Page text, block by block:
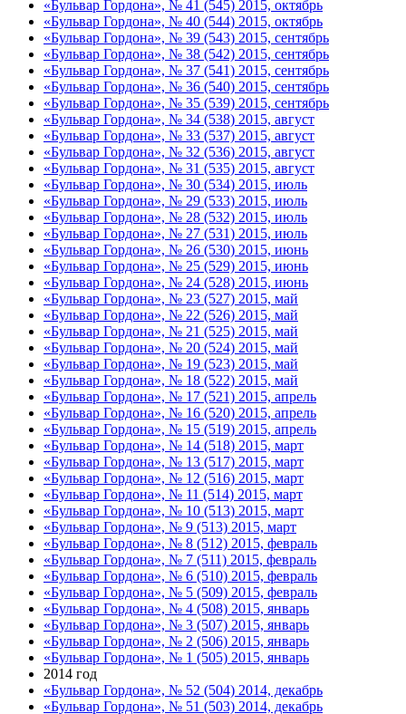
«Бульвар Гордона», № 41 (545) 2015, октябрь
«Бульвар Гордона», № 40 (544) 2015, октябрь
«Бульвар Гордона», № 39 (543) 2015, сентябрь
«Бульвар Гордона», № 38 (542) 2015, сентябрь
«Бульвар Гордона», № 37 (541) 2015, сентябрь
«Бульвар Гордона», № 36 (540) 2015, сентябрь
«Бульвар Гордона», № 35 (539) 2015, сентябрь
«Бульвар Гордона», № 34 (538) 2015, август
«Бульвар Гордона», № 33 (537) 2015, август
«Бульвар Гордона», № 32 (536) 2015, август
«Бульвар Гордона», № 31 (535) 2015, август
«Бульвар Гордона», № 30 (534) 2015, июль
«Бульвар Гордона», № 29 (533) 2015, июль
«Бульвар Гордона», № 28 (532) 2015, июль
«Бульвар Гордона», № 27 (531) 2015, июль
«Бульвар Гордона», № 26 (530) 2015, июнь
«Бульвар Гордона», № 25 (529) 2015, июнь
«Бульвар Гордона», № 24 (528) 2015, июнь
«Бульвар Гордона», № 23 (527) 2015, май
«Бульвар Гордона», № 22 (526) 2015, май
«Бульвар Гордона», № 21 (525) 2015, май
«Бульвар Гордона», № 20 (524) 2015, май
«Бульвар Гордона», № 19 (523) 2015, май
«Бульвар Гордона», № 18 (522) 2015, май
«Бульвар Гордона», № 17 (521) 2015, апрель
«Бульвар Гордона», № 16 (520) 2015, апрель
«Бульвар Гордона», № 15 (519) 2015, апрель
«Бульвар Гордона», № 14 (518) 2015, март
«Бульвар Гордона», № 13 (517) 2015, март
«Бульвар Гордона», № 12 (516) 2015, март
«Бульвар Гордона», № 11 (514) 2015, март
«Бульвар Гордона», № 10 (513) 2015, март
«Бульвар Гордона», № 9 (513) 2015, март
«Бульвар Гордона», № 8 (512) 2015, февраль
«Бульвар Гордона», № 7 (511) 2015, февраль
«Бульвар Гордона», № 6 (510) 2015, февраль
«Бульвар Гордона», № 5 (509) 2015, февраль
«Бульвар Гордона», № 4 (508) 2015, январь
«Бульвар Гордона», № 3 (507) 2015, январь
«Бульвар Гордона», № 2 (506) 2015, январь
«Бульвар Гордона», № 1 (505) 2015, январь
2014 год
«Бульвар Гордона», № 52 (504) 2014, декабрь
«Бульвар Гордона», № 51 (503) 2014, декабрь